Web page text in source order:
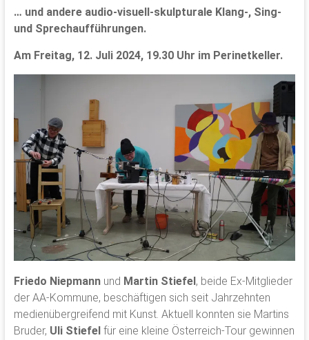
… und andere audio-visuell-skulpturale Klang-, Sing-
und Sprechaufführungen.
Am Freitag, 12. Juli 2024, 19.30 Uhr im Perinetkeller.
Friedo Niepmannund Martin Stiefel , beide Ex-Mitglieder
der AA-Kommune, beschäftigen sich seit Jahrzehnten
medienübergreifend mit Kunst. Aktuell konnten sie Martins
Bruder, Uli Stiefel für eine kleine Österreich-Tour gewinnen